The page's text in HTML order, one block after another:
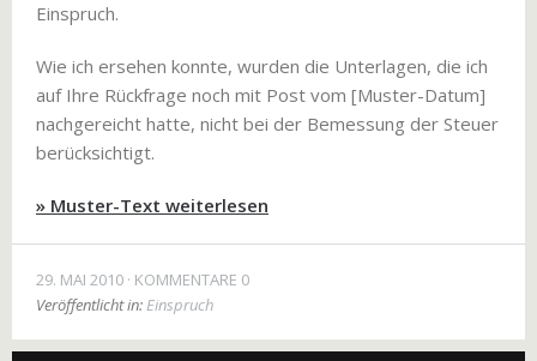
Einspruch.
Wie ich ersehen konnte, wurden die Unterlagen, die ich
auf Ihre Rückfrage noch mit Post vom [Muster-Datum]
nachgereicht hatte, nicht bei der Bemessung der Steuer
berücksichtigt.
» Muster-Text weiterlesen
29. MAI 2010 KOMMENTARE 0
Veröffentlicht in:Einspruch